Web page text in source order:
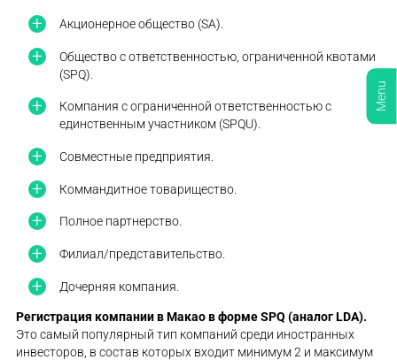
Акционерное общество (SA).
Общество с ответственностью, ограниченной квотами
(SPQ).
Компания с ограниченной ответственностью с
единственным участником (SPQU).
Совместные предприятия.
Коммандитное товарищество.
Полное партнерство.
Филиал/представительство.
Дочерняя компания.
Регистрация компании в Макаов форме SPQ (аналог LDA).
Это самый популярный тип компаний среди иностранных
инвесторов, в состав которых входит минимум 2 и максимум
Menu